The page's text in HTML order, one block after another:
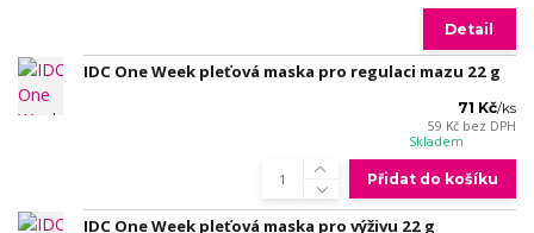
Detail
IDC One Week pleťová maska pro regulaci mazu 22 g
71 Kč/ks
59 Kč bez DPH
Skladem
Přidat do košíku
IDC One Week pleťová maska pro výživu 22 g